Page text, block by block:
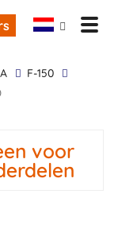
F-150
voor